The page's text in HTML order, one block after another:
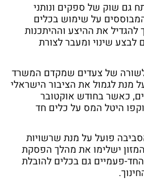
גם שוק של ספקים ונותני
על שימוש בכלים
להגדיל את ההיצע וההיתכנות
לבצע שינוי ומעבר לצורת
של צעדים שמקדם המשרד
מנת לגמול את הציבור הישראלי
כאשר בחודש אוקטובר
היטל המס על כלים חד
פועל על מנת שרשויות
ישלימו את מהלך הפסקת
פעמיים גם בכלים להובלת